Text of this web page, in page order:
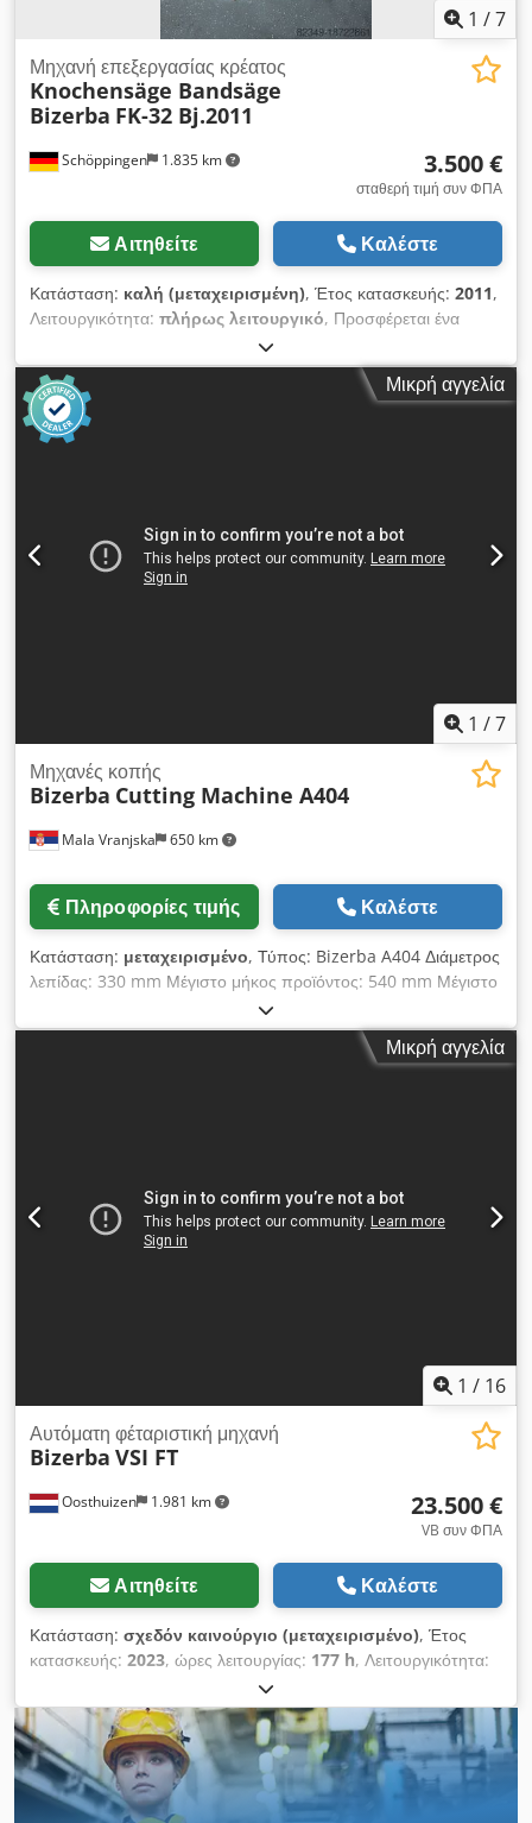
1 /7
Schöppingen 1.835 km
Μηχανή επεξεργασίας κρέατος
Knochensäge Bandsäge
Bizerba FK-32 Bj.2011
3.500 €
σταθερή τιμή συν ΦΠΑ
Αιτηθείτε Καλέστε
Κατάσταση: καλή (μεταχειρισμένη), Έτος κατασκευής: 2011,
Λειτουργικότητα: πλήρως λειτουργικό, Προσφέρεται ένα
πριόνι ταινίας οστών Bizerba FK-32 Bj.2011 Το μηχάνημα είναι
πλήρως λειτουργικό. Περαιτέρω πληροφορίες κατόπιν
αιτήματος. Dsdpfev Npbqex Abkeck Μετρητά ή προκαταβολή!
Πώληση μόνο σε επιχειρήσεις, χωρίς εγγύηση, χωρίς εγγύηση.
Μικρή αγγελία
1 /7
Mala Vranjska 650 km
Μηχανές κοπής
Bizerba Cutting Machine A404
Πληροφορίες τιμής Καλέστε
Κατάσταση: μεταχειρισμένο, Τύπος: Bizerba A404 Διάμετρος
λεπίδας: 330 mm Μέγιστο μήκος προϊόντος: 540 mm Μέγιστο
μέγεθος προϊόντος στρογγυλού σχήματος: - διάμετρος: 50 mm
- Μέγιστη διάμετρος: 180 mm Μέγιστο μέγεθος προϊόντος
ορθογώνιο σχήμα: διάμετρος: 1,5 mm: - 50 χ 50 mm - Μέγιστο
Μικρή αγγελία
1 / 16
Oosthuizen 1.981 km
Αυτόματη φέταριστική μηχανή
Bizerba VSI FT
23.500 €
VB συν ΦΠΑ
Αιτηθείτε Καλέστε
Κατάσταση: σχεδόν καινούργιο (μεταχειρισμένο), Έτος
κατασκευής: 2023, ώρες λειτουργίας: 177 h, Λειτουργικότητα:
, συνολικό βάρος:
εισόδου:240 V, έτος τελευταίας ανακατασκευής:2025,
ελάχιστο ύψος προϊόντος:20 χιλ., μέγιστο ύψος προϊόντος:
240 χιλ.
, ρεύμα εισόδου:2 A , συχνότητα εισόδου:60 Hz,
Εξοπλισμός:τεκμηρίωση / εγχειρίδιο , Προσφέρουμε προς
πώληση την ακόλουθη καινούργια αυτόματη μηχανή κοπής